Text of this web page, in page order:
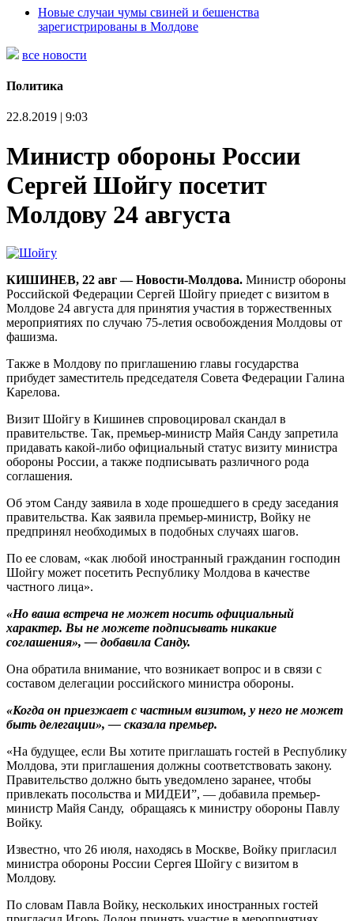
Новые случаи чумы свиней и бешенства
зарегистрированы в Молдове
все новости
Политика
22.8.2019 | 9:03
Министр обороны России
Сергей Шойгу посетит
Молдову 24 августа
КИШИНЕВ, 22 авг — Новости-Молдова. Министр обороны
Российской Федерации Сергей Шойгу приедет с визитом в
Молдове 24 августа для принятия участия в торжественных
мероприятиях по случаю 75-летия освобождения Молдовы от
фашизма.
Также в Молдову по приглашению главы государства
прибудет заместитель председателя Совета Федерации Галина
Карелова.
Визит Шойгу в Кишинев спровоцировал скандал в
правительстве. Так, премьер-министр Майя Санду запретила
придавать какой-либо официальный статус визиту министра
обороны России, а также подписывать различного рода
соглашения.
Об этом Санду заявила в ходе прошедшего в среду заседания
правительства. Как заявила премьер-министр, Войку не
предпринял необходимых в подобных случаях шагов.
По ее словам, «как любой иностранный гражданин господин
Шойгу может посетить Республику Молдова в качестве
частного лица».
«Но ваша встреча не может носить официальный
характер. Вы не можете подписывать никакие
соглашения», — добавила Санду.
Она обратила внимание, что возникает вопрос и в связи с
составом делегации российского министра обороны.
«Когда он приезжает с частным визитом, у него не может
быть делегации», — сказала премьер.
«На будущее, если Вы хотите приглашать гостей в Республику
Молдова, эти приглашения должны соответствовать закону.
Правительство должно быть уведомлено заранее, чтобы
привлекать посольства и МИДЕИ”, — добавила премьер-
министр Майя Санду, обращаясь к министру обороны Павлу
Войку.
Известно, что 26 июля, находясь в Москве, Войку пригласил
министра обороны России Сергея Шойгу с визитом в
Молдову.
По словам Павла Войку, нескольких иностранных гостей